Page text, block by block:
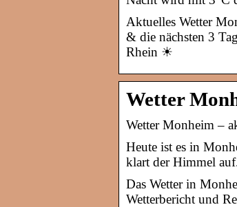
Aktuelles Wetter
& die nächsten 3
Rhein ☀
Wetter
Wetter Monheim –
Heute ist es in
klart der Himmel
Das Wetter in
Wetterbericht und